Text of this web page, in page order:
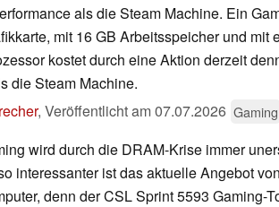
als die Steam Machine. Ein
mit 16 GB Arbeitsspeicher und mit
kostet durch eine Aktion derzeit
die Steam Machine.
, Veröffentlicht am07.07.2026 Gaming
wird durch die DRAM-Krise immer
interessanter ist das aktuelle Angebot
denn der CSL Sprint 5593 Gaming-